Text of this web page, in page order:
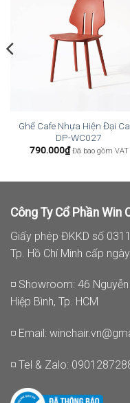
Ghế Cafe Nhựa Hiện Đại
DP-WC027
790.000₫ Đã bao gồm VAT
Công Ty Cổ Phần Win
Giấy phép ĐKKD số
Tp. Hồ Chí Minh cấp
◽ Showroom: 46
Hiệp Bình, Tp. HCM
◽ Email:
◽ Tel & Zalo: